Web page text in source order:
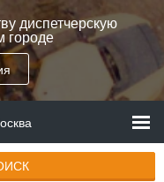
диспетчерскую
городе